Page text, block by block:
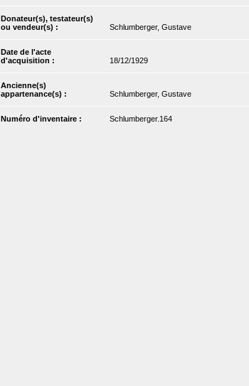
Donateur(s), testateur(s)
ou vendeur(s) :
Schlumberger, Gustave
Date de l'acte
d'acquisition :
18/12/1929
Ancienne(s)
appartenance(s) :
Schlumberger, Gustave
Numéro d'inventaire : Schlumberger.164